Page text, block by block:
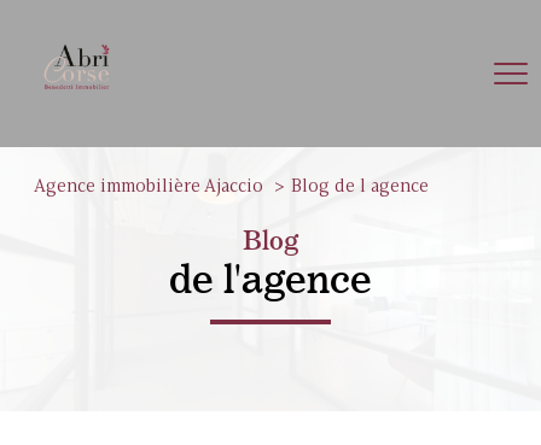
Agence immobilière Ajaccio Blog de l agence
Blog
de l'agence